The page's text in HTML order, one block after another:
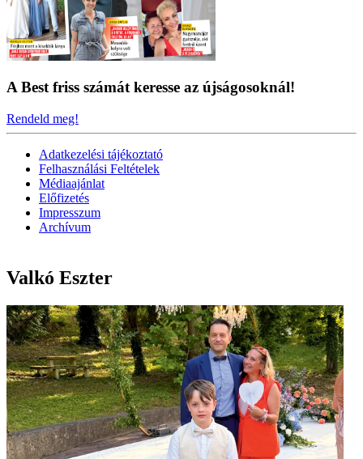
A Best friss számát keresse az újságosoknál!
Rendeld meg!
Adatkezelési tájékoztató
Felhasználási Feltételek
Médiaajánlat
Előfizetés
Impresszum
Archívum
Valkó Eszter